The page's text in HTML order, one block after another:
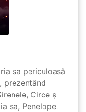
sa periculoasă
prezentând
Circe și
sa, Penelope.